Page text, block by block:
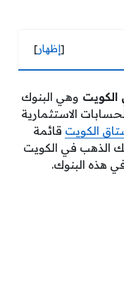
[إظهار]
الكويت وهي البنوك
الاستثمارية
الكويت قائمة
الذهب في الكويت
هذه البنوك.